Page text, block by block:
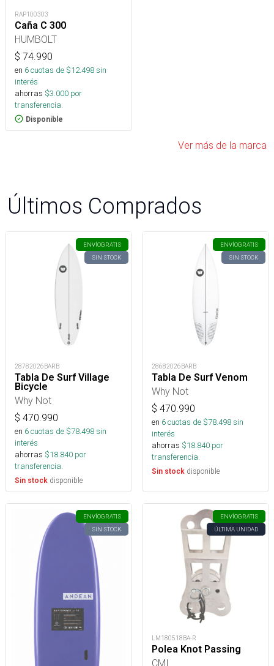
RAP100303
Caña C 300
HUMBOLT
$ 74.990
en 6cuotas de $12.498sin
interés
ahorras $3.000 por
transferencia.
Disponible
Ver más de la marca
Últimos Comprados
ENVÍOGRATIS
SIN STOCK
28782026BARB
Tabla De Surf Village
Bicycle
Why Not
$ 470.990
en 6cuotas de $78.498sin
interés
ahorras $18.840 por
transferencia.
Sin stock disponible
ENVÍOGRATIS
SIN STOCK
28682026BARB
Tabla De Surf Venom
Why Not
$ 470.990
en 6cuotas de $78.498sin
interés
ahorras $18.840 por
transferencia.
Sin stock disponible
ENVÍOGRATIS
SIN STOCK
ENVÍOGRATIS
ÚLTIMA UNIDAD
LM180518BA-R
Polea Knot Passing
CMI